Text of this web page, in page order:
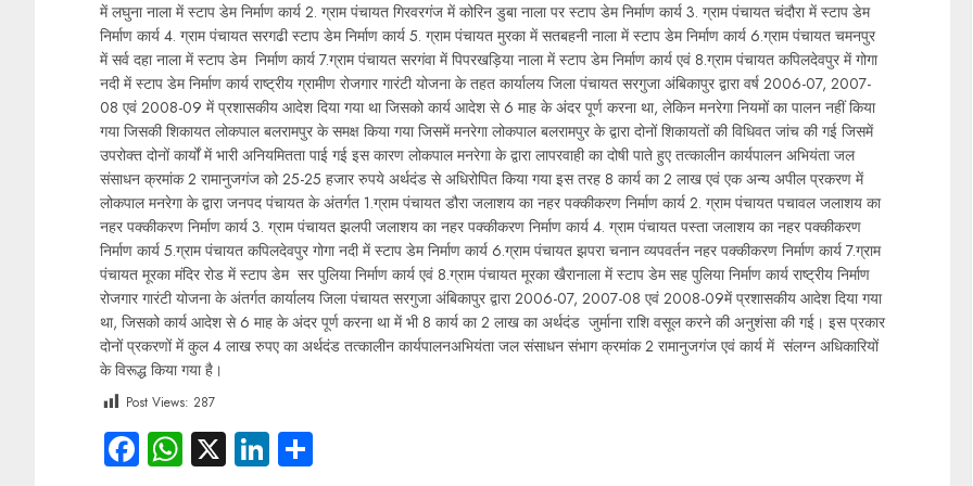
में लघुना नाला में स्टाप डेम निर्माण कार्य 2. ग्राम पंचायत गिरवरगंज में कोरिन डुबा नाला पर स्टाप डेम निर्माण कार्य 3. ग्राम पंचायत चंदौरा में स्टाप डेम
निर्माण कार्य 4. ग्राम पंचायत सरगढी स्टाप डेम निर्माण कार्य 5. ग्राम पंचायत मुरका में सतबहनी नाला में स्टाप डेम निर्माण कार्य 6.ग्राम पंचायत चमनपुर
में सर्व दहा नाला में स्टाप डेम निर्माण कार्य 7.ग्राम पंचायत सरगंवा में पिपरखड़िया नाला में स्टाप डेम निर्माण कार्य एवं 8.ग्राम पंचायत कपिलदेवपुर में गोगा
नदी में स्टाप डेम निर्माण कार्य राष्ट्रीय ग्रामीण रोजगार गारंटी योजना के तहत कार्यालय जिला पंचायत सरगुजा अंबिकापुर द्वारा वर्ष 2006-07, 2007-
08 एवं 2008-09 में प्रशासकीय आदेश दिया गया था जिसको कार्य आदेश से 6 माह के अंदर पूर्ण करना था, लेकिन मनरेगा नियमों का पालन नहीं किया
गया जिसकी शिकायत लोकपाल बलरामपुर के समक्ष किया गया जिसमें मनरेगा लोकपाल बलरामपुर के द्वारा दोनों शिकायतों की विधिवत जांच की गई जिसमें
उपरोक्त दोनों कार्यों में भारी अनियमितता पाई गई इस कारण लोकपाल मनरेगा के द्वारा लापरवाही का दोषी पाते हुए तत्कालीन कार्यपालन अभियंता जल
संसाधन क्रमांक 2 रामानुजगंज को 25-25 हजार रुपये अर्थदंड से अधिरोपित किया गया इस तरह 8 कार्य का 2 लाख एवं एक अन्य अपील प्रकरण में
लोकपाल मनरेगा के द्वारा जनपद पंचायत के अंतर्गत 1.ग्राम पंचायत डौरा जलाशय का नहर पक्कीकरण निर्माण कार्य 2. ग्राम पंचायत पचावल जलाशय का
नहर पक्कीकरण निर्माण कार्य 3. ग्राम पंचायत झलपी जलाशय का नहर पक्कीकरण निर्माण कार्य 4. ग्राम पंचायत पस्ता जलाशय का नहर पक्कीकरण
निर्माण कार्य 5.ग्राम पंचायत कपिलदेवपुर गोगा नदी में स्टाप डेम निर्माण कार्य 6.ग्राम पंचायत झपरा चनान व्यपवर्तन नहर पक्कीकरण निर्माण कार्य 7.ग्राम
पंचायत मूरका मंदिर रोड में स्टाप डेम सर पुलिया निर्माण कार्य एवं 8.ग्राम पंचायत मूरका खैरानाला में स्टाप डेम सह पुलिया निर्माण कार्य राष्ट्रीय निर्माण
रोजगार गारंटी योजना के अंतर्गत कार्यालय जिला पंचायत सरगुजा अंबिकापुर द्वारा 2006-07, 2007-08 एवं 2008-09में प्रशासकीय आदेश दिया गया
था, जिसको कार्य आदेश से 6 माह के अंदर पूर्ण करना था में भी 8 कार्य का 2 लाख का अर्थदंड जुर्माना राशि वसूल करने की अनुशंसा की गई। इस प्रकार
दोनों प्रकरणों में कुल 4 लाख रुपए का अर्थदंड तत्कालीन कार्यपालनअभियंता जल संसाधन संभाग क्रमांक 2 रामानुजगंज एवं कार्य में संलग्न अधिकारियों
के विरूद्ध किया गया है।
Post Views: 287
Facebook
WhatsApp
X LinkedIn